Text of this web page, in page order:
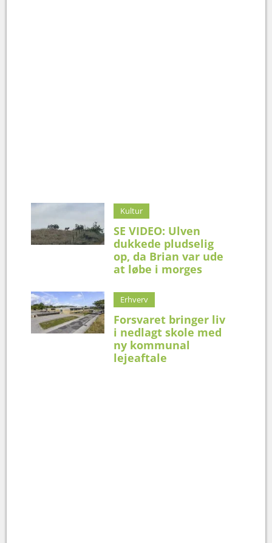
Kultur
SE VIDEO: Ulven
dukkede pludselig
op, da Brian var ude
at løbe i morges
Erhverv
Forsvaret bringer liv
i nedlagt skole med
ny kommunal
lejeaftale